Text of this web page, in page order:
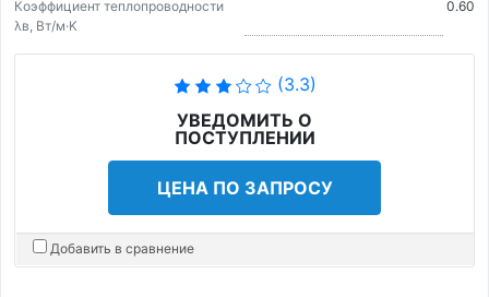
Коэффициент теплопроводности
λв, Вт/м·K
0.60
(3.3)
УВЕДОМИТЬ О
ПОСТУПЛЕНИИ
ЦЕНА ПО ЗАПРОСУ
Добавить в сравнение